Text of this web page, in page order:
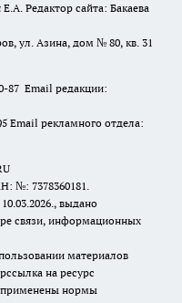
Редактор сайта: Бакаева
ул. Азина, дом № 80, кв. 31
87 Email редакции:
Email рекламного отдела:
№: 7378360181.
выдано
связи, информационных
материалов
на ресурс
применены нормы